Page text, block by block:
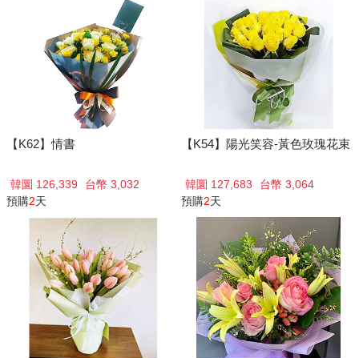
【K62】情書
韓圜 126,339
台幣 3,032
預購2天
【K54】陽光笑容-黃色玫瑰花束
韓圜 127,683
台幣 3,064
預購2天